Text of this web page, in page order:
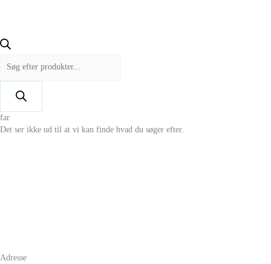
far
Det ser ikke ud til at vi kan finde hvad du søger efter.
Adresse